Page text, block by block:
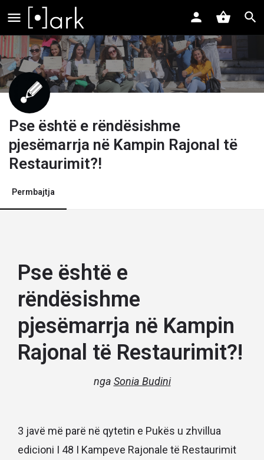
Pse është e rëndësishme
pjesëmarrja në Kampin Rajonal të
Restaurimit?!
Permbajtja
Pse është e
rëndësishme
pjesëmarrja në Kampin
Rajonal të Restaurimit?!
nga Sonia Budini
3 javë më parë në qytetin e Pukës u zhvillua
edicioni I 48 I Kampeve Rajonale të Restaurimit